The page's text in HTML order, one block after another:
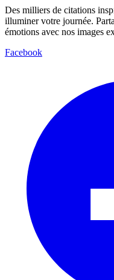
Des milliers de citations
illuminer votre journée.
émotions avec nos images
Facebook